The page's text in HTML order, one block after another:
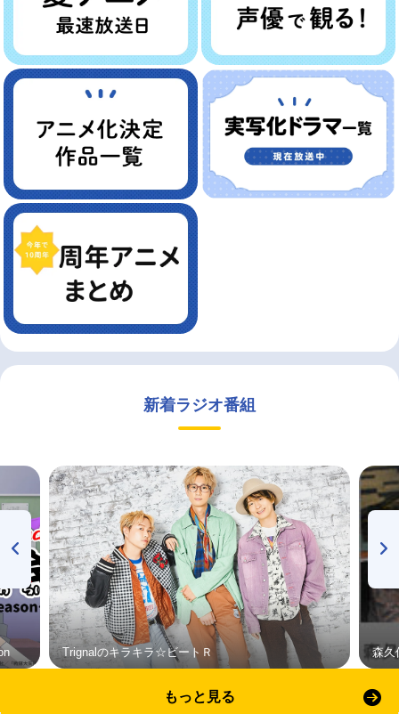
新着ラジオ番組
Trignalのキラキラ☆ビートＲ 森久
もっと見る